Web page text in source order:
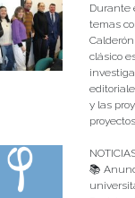
Durante
temas
clásico
y las
📚